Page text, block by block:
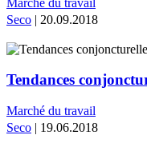
Seco | 20.09.2018
Tendances
Marché du travail
Seco | 19.06.2018